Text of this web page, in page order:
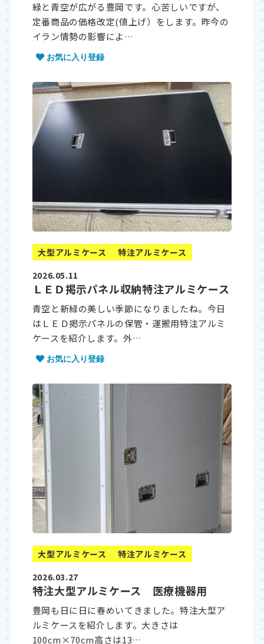
緑と青空が広がる豊岡です。心苦しいですが、
定番商品の価格改定(値上げ）をします。昨今の
イラン情勢の影響によ…
お気に入り登録
大型アルミケース
特注アルミケース
2026.05.11
ＬＥＤ掲示パネル収納特注アルミケース
青空と新緑の美しい季節になりましたね。今日
はＬＥＤ掲示パネルの保管・運搬用特注アルミ
ケースを紹介します。外…
お気に入り登録
大型アルミケース
特注アルミケース
2026.03.27
特注大型アルミケース 医療機器用
豊岡も日に日に春めいてきました。特注大型ア
ルミケースを紹介します。大きさは
100cm×70cm高さは13…